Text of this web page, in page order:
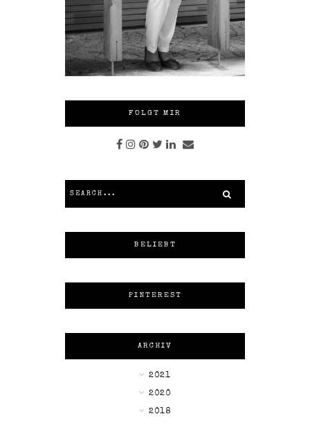
FOLGT MIR
BELIEBT
PINTEREST
ARCHIV
►2021
►2020
►2018